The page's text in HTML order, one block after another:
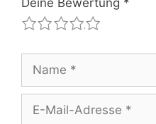
Deine Bewertung *
4
3
2
1
Mail-